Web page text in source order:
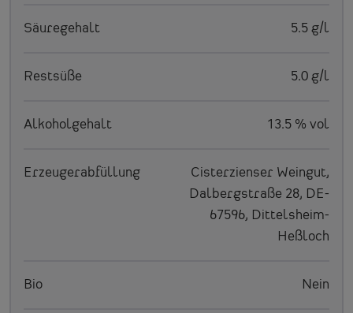
Säuregehalt 5.5 g/l
Restsüße 5.0 g/l
Alkoholgehalt 13.5 % vol
Erzeugerabfüllung
Cisterzienser Weingut,
Dalbergstraße 28, DE-
67596, Dittelsheim-
Heßloch
Bio Nein